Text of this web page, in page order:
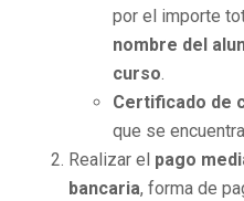
por el importe
nombre del
curso.
Certificado de
que se
Realizar el pago
bancaria, forma de